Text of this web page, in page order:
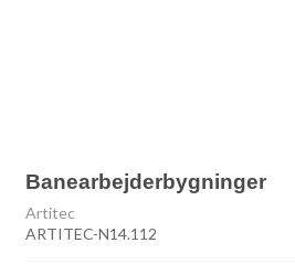
Banearbejderbygninger
Artitec
ARTITEC-N14.112